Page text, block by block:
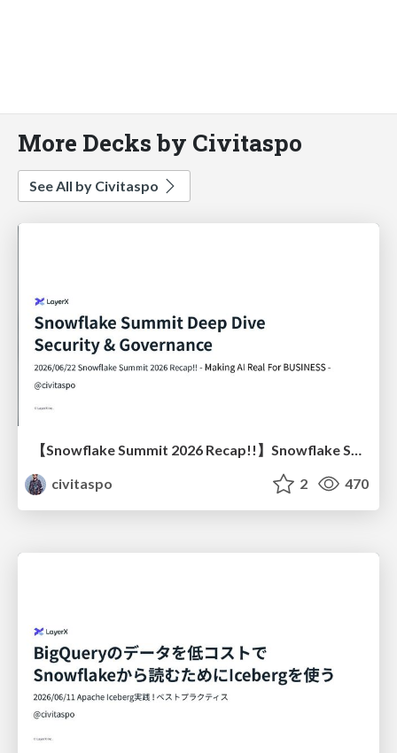
More Decks by Civitaspo
See All by Civitaspo
【Snowflake Summit 2026 Recap!!】Snowflake Summit Deep Dive: Security & Governance
civitaspo
2 470